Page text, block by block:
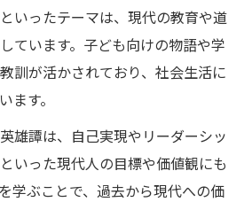
いったテーマは、現代の教育や道
ています。子ども向けの物語や学
訓が活かされており、社会生活に
ます。
雄譚は、自己実現やリーダーシッ
いった現代人の目標や価値観にも
学ぶことで、過去から現代への価